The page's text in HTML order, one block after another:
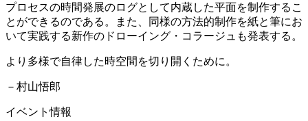
プロセスの時間発展のログとして内蔵した平面を制作するこ
とができるのである。また、同様の方法的制作を紙と筆にお
いて実践する新作のドローイング・コラージュも発表する。
より多様で自律した時空間を切り開くために。
－村山悟郎
イベント情報